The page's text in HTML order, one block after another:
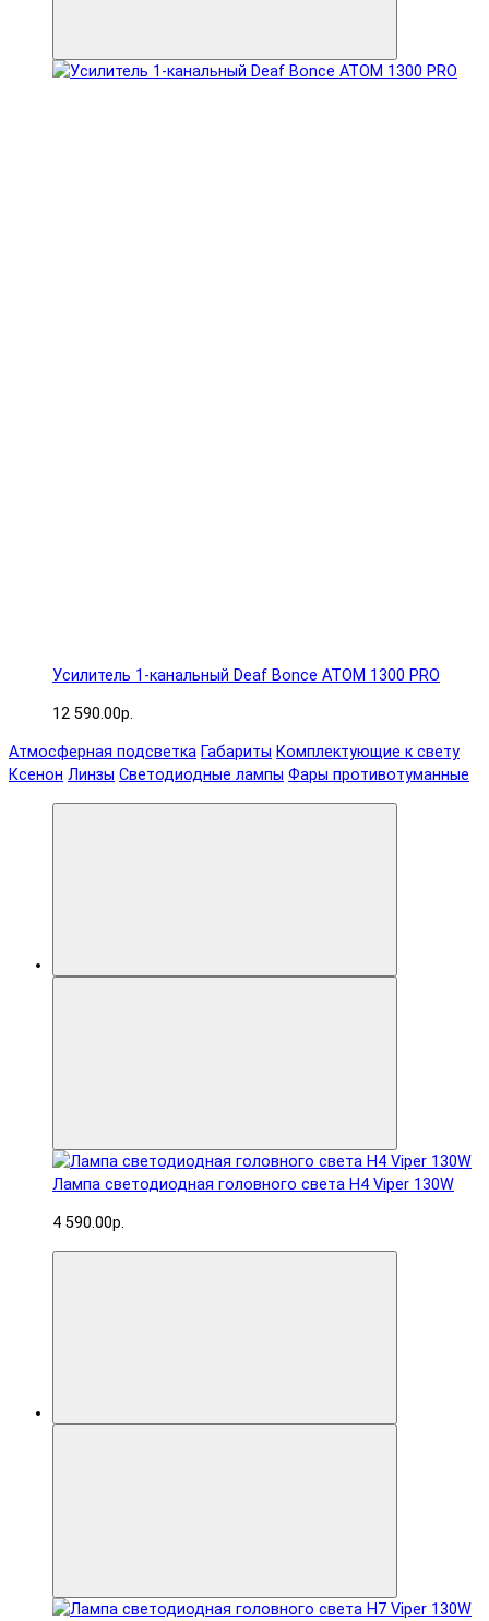
Усилитель 1-канальный Deaf Bonce ATOM 1300 PRO
12 590.00р.
Атмосферная подсветка Габариты Комплектующие к свету
Ксенон Линзы Светодиодные лампы Фары противотуманные
Лампа светодиодная головного света H4 Viper 130W
4 590.00р.